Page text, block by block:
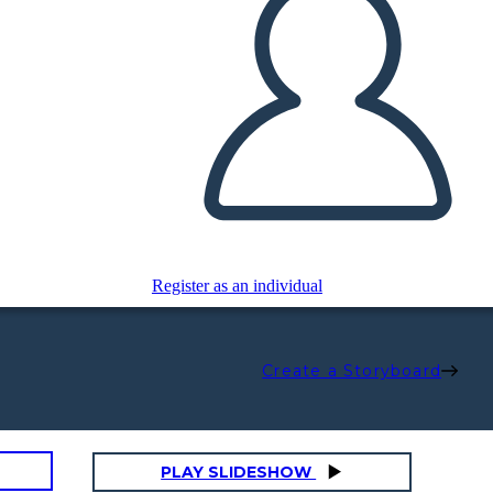
Register as an individual
Create a Storyboard
PLAY SLIDESHOW